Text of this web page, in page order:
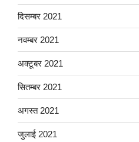
दिसम्बर 2021
नवम्बर 2021
अक्टूबर 2021
सितम्बर 2021
अगस्त 2021
जुलाई 2021